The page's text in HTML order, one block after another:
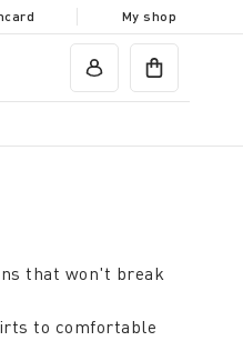
My shop
that won't break
to comfortable